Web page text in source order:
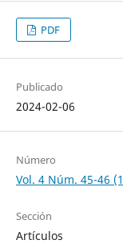
PDF
Publicado
2024-02-06
Número
Vol. 4 Núm. 45-46
Sección
Artículos